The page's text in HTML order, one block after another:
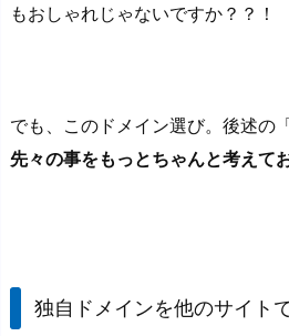
もおしゃれじゃないですか？？！
でも、このドメイン選び。後述の
先々の事をもっとちゃんと考えて
独自ドメインを他のサイト